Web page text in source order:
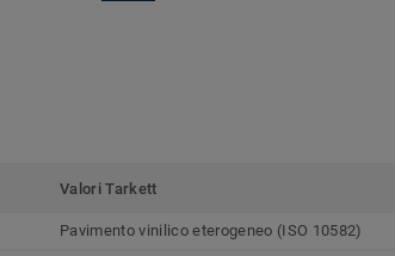
Valori Tarkett
Pavimento vinilico eterogeneo (ISO 10582)